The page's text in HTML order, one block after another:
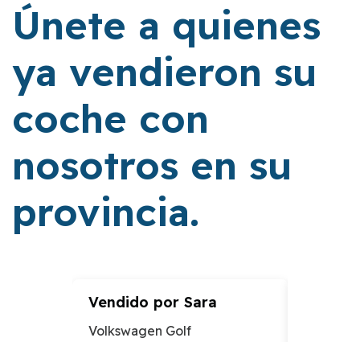
Únete a quienes
ya vendieron su
coche con
nosotros en su
provincia.
Vendido por Sara
Volkswagen Golf